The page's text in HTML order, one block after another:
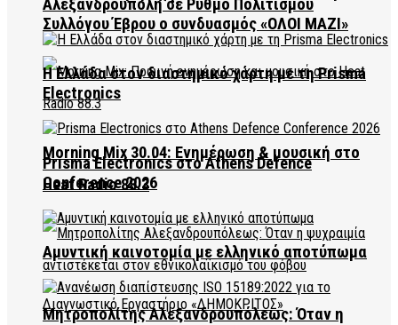
Συλλόγου Έβρου ο συνδυασμός «ΟΛΟΙ ΜΑΖΙ»
Morning Mix 30.04: Ενημέρωση & μουσική στο
Heat Radio 88.3
Μητροπολίτης Αλεξανδρουπόλεως: Όταν η
Αλεξανδρούπολη σε Ρυθμό Πολιτισμού
Η Ελλάδα στον διαστημικό χάρτη με τη Prisma
Electronics
Prisma Electronics στο Athens Defence
Conference 2026
Αμυντική καινοτομία με ελληνικό αποτύπωμα